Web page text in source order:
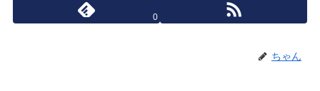
0
ちゃん